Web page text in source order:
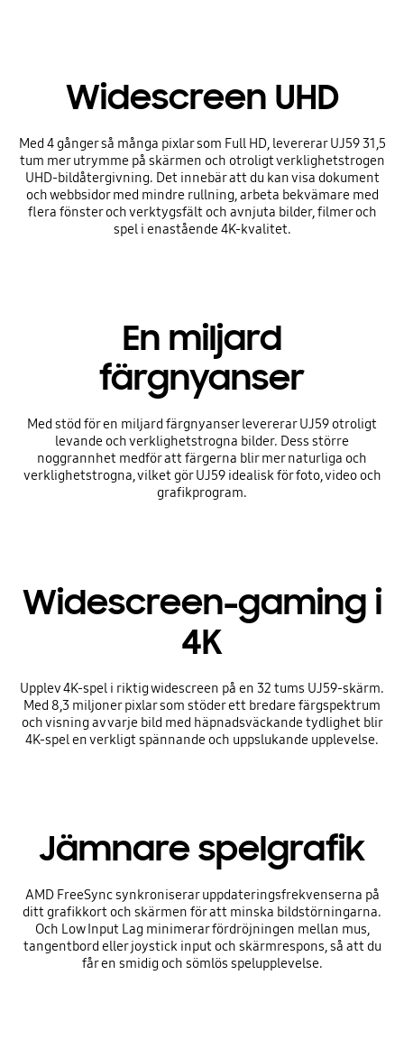
Widescreen UHD
Med 4 gånger så många pixlar som Full HD, levererar UJ59 31,5
tum mer utrymme på skärmen och otroligt verklighetstrogen
UHD-bildåtergivning. Det innebär att du kan visa dokument
och webbsidor med mindre rullning, arbeta bekvämare med
flera fönster och verktygsfält och avnjuta bilder, filmer och
spel i enastående 4K-kvalitet.
En miljard
färgnyanser
Med stöd för en miljard färgnyanser levererar UJ59 otroligt
levande och verklighetstrogna bilder. Dess större
noggrannhet medför att färgerna blir mer naturliga och
verklighetstrogna, vilket gör UJ59 idealisk för foto, video och
grafikprogram.
Widescreen-gaming i
4K
Upplev 4K-spel i riktig widescreen på en 32 tums UJ59-skärm.
Med 8,3 miljoner pixlar som stöder ett bredare färgspektrum
och visning av varje bild med häpnadsväckande tydlighet blir
4K-spel en verkligt spännande och uppslukande upplevelse.
Jämnare spelgrafik
AMD FreeSync synkroniserar uppdateringsfrekvenserna på
ditt grafikkort och skärmen för att minska bildstörningarna.
Och Low Input Lag minimerar fördröjningen mellan mus,
tangentbord eller joystick input och skärmrespons, så att du
får en smidig och sömlös spelupplevelse.